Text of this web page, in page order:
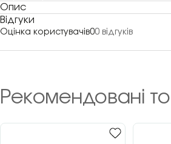
Опис
Відгуки
Оцінка користувачів00 відгуків
Рекомендовані